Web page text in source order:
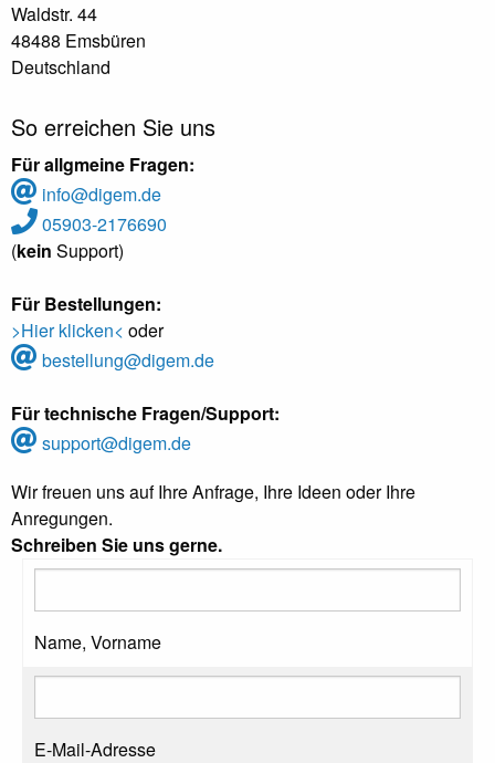
Waldstr. 44
48488 Emsbüren
Deutschland
So erreichen Sie uns
Für allgmeine Fragen:
info@digem.de
05903-2176690
(kein Support)
Für Bestellungen:
>Hier klicken< oder
bestellung@digem.de
Für technische Fragen/Support:
support@digem.de
Wir freuen uns auf Ihre Anfrage, Ihre Ideen oder Ihre
Anregungen.
Schreiben Sie uns gerne.
Name, Vorname
E-Mail-Adresse